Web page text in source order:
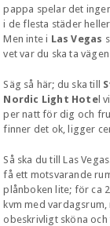
pappa spelar det
i de flesta städer
Men inte i Las Vegas
vet var du ska ta
Säg så här; du ska till
Nordic Light Hotel
per natt för dig och
finner det ok, ligger
Så ska du till Las
få ett motsvarande
plånboken lite; för ca
kvm med
obeskrivligt sköna